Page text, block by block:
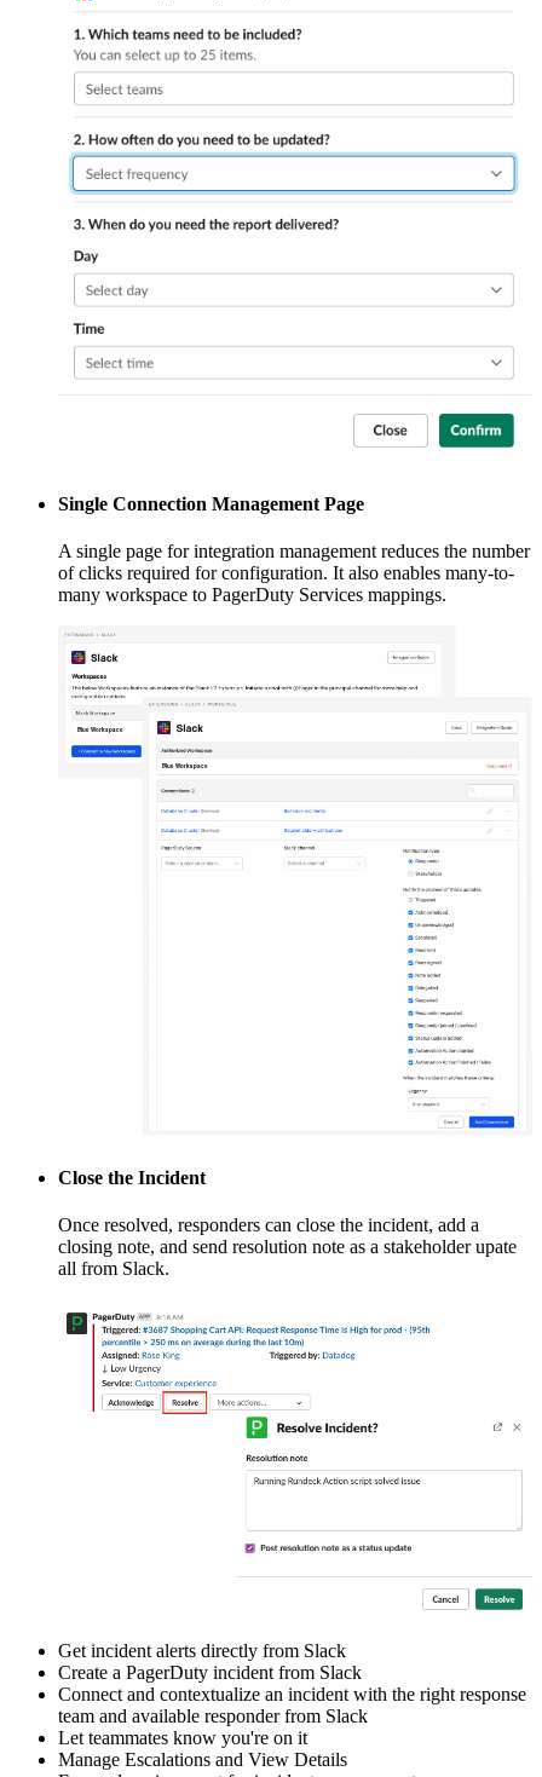
Single Connection Management Page
A single page for integration management reduces the number
of clicks required for configuration. It also enables many-to-
many workspace to PagerDuty Services mappings.
Close the Incident
Once resolved, responders can close the incident, add a
closing note, and send resolution note as a stakeholder upate
all from Slack.
Get incident alerts directly from Slack
Create a PagerDuty incident from Slack
Connect and contextualize an incident with the right response
team and available responder from Slack
Let teammates know you're on it
Manage Escalations and View Details